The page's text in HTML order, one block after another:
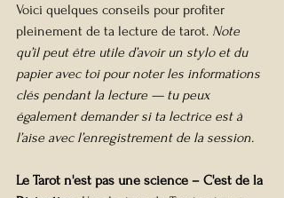
Voici quelques conseils pour profiter
pleinement de ta lecture de tarot. Note
qu’il peut être utile d’avoir un stylo et du
papier avec toi pour noter les informations
clés pendant la lecture — tu peux
également demander si ta lectrice est à
l’aise avec l’enregistrement de la session.
Le Tarot n'est pas une science – C'est de la